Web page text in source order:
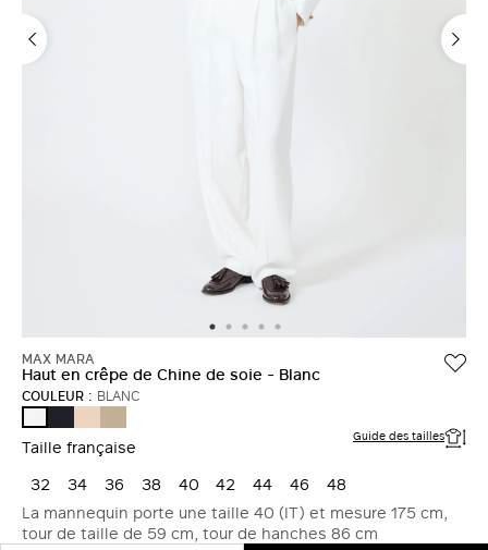
MAX MARA
Haut en crêpe de Chine de soie - Blanc
COULEUR : BLANC
MARINE
Taille française Guide des tailles
32 34 36 38 40 42 44 46
48
La mannequin porte une taille 40 (IT) et mesure 175 cm,
tour de taille de 59 cm, tour de hanches 86 cm